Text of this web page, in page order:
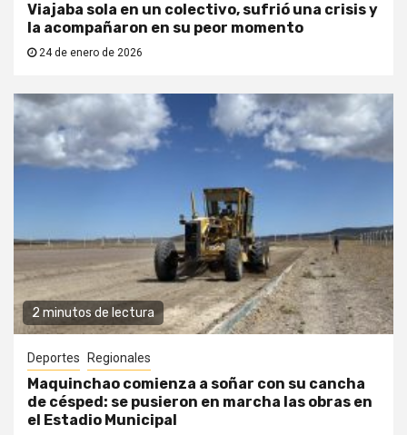
Viajaba sola en un colectivo, sufrió una crisis y
la acompañaron en su peor momento
24 de enero de 2026
2 minutos de lectura
Deportes Regionales
Maquinchao comienza a soñar con su cancha
de césped: se pusieron en marcha las obras en
el Estadio Municipal